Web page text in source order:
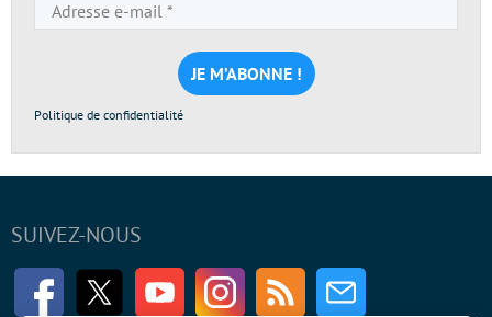
e-
mail
*
Politique de confidentialité
SUIVEZ-NOUS
FacebookTwitter Youtube InstagramRSS Newsletter